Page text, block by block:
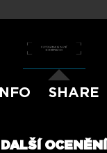
INFO SHARE
DALŠÍ OCENĚNÍ